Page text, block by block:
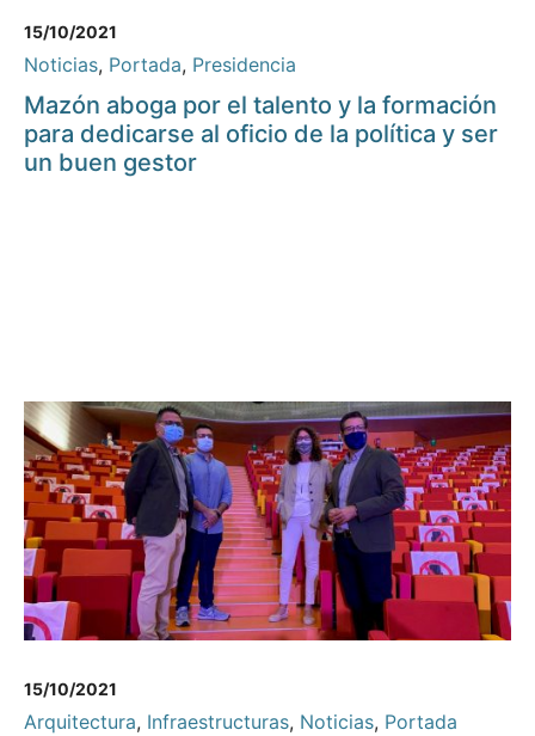
15/10/2021
Noticias, Portada, Presidencia
Mazón aboga por el talento y la formación
para dedicarse al oficio de la política y ser
un buen gestor
15/10/2021
Arquitectura, Infraestructuras, Noticias, Portada